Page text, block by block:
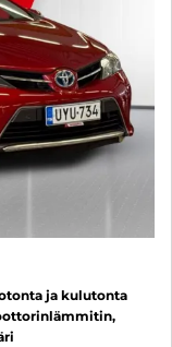
ja kulutonta